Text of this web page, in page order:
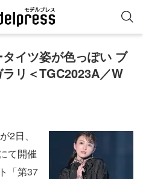
イツ姿が色っぽい ブ
リ＜TGC2023A／W
が2日、
て開催
「第37